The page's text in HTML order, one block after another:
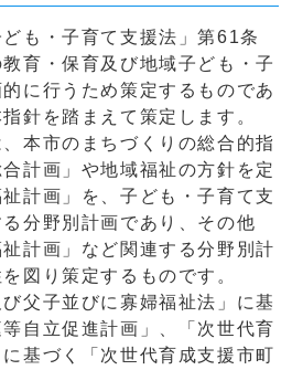
も・子育て支援法」第61条
育・保育及び地域子ども・子
に行うため策定するものであ
針を踏まえて策定します。
本市のまちづくりの総合的指
計画」や地域福祉の方針を定
計画」を、子ども・子育て支
分野別計画であり、その他
祉計画」など関連する分野別計
図り策定するものです。
父子並びに寡婦福祉法」に基
自立促進計画」、「次世代育
基づく「次世代育成支援市町